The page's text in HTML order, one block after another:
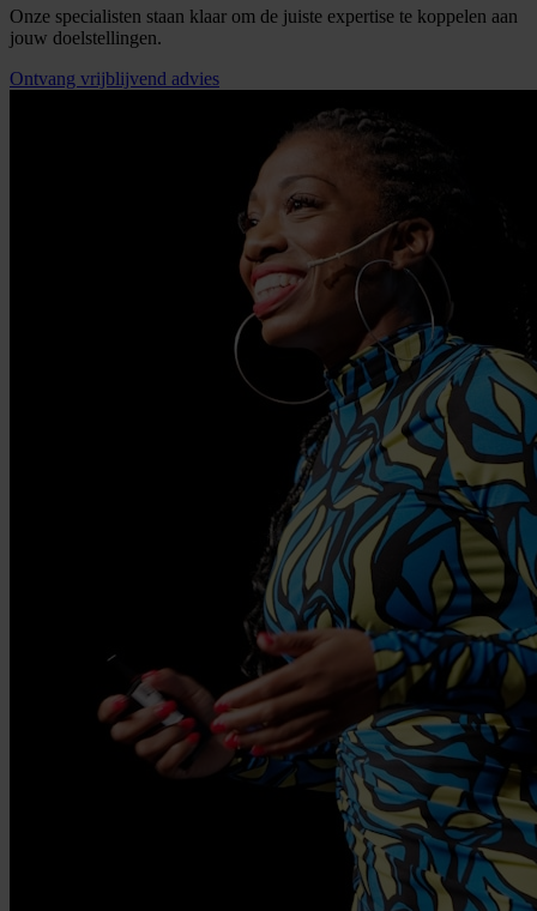
Onze specialisten staan klaar om de juiste expertise te koppelen aan
jouw doelstellingen.
Ontvang vrijblijvend advies